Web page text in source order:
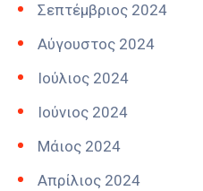
Σεπτέμβριος 2024
Αύγουστος 2024
Ιούλιος 2024
Ιούνιος 2024
Μάιος 2024
Απρίλιος 2024